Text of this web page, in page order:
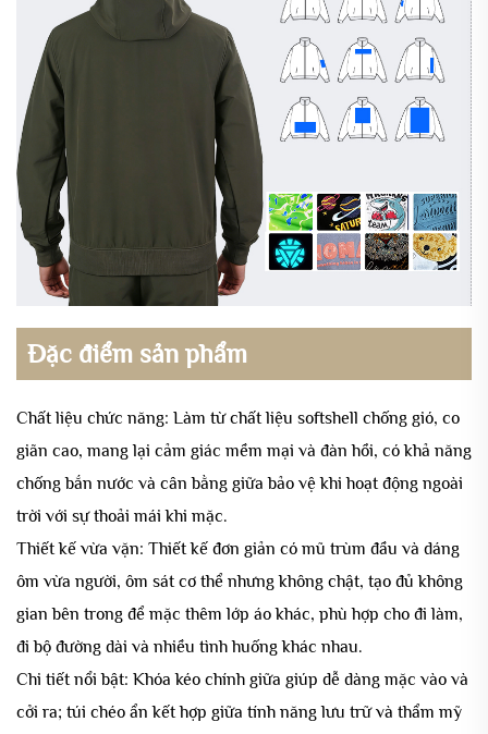
Đặc điểm sản phẩm
Chất liệu chức năng: Làm từ chất liệu softshell chống gió, co
giãn cao, mang lại cảm giác mềm mại và đàn hồi, có khả năng
chống bắn nước và cân bằng giữa bảo vệ khi hoạt động ngoài
trời với sự thoải mái khi mặc.
Thiết kế vừa vặn: Thiết kế đơn giản có mũ trùm đầu và dáng
ôm vừa người, ôm sát cơ thể nhưng không chật, tạo đủ không
gian bên trong để mặc thêm lớp áo khác, phù hợp cho đi làm,
đi bộ đường dài và nhiều tình huống khác nhau.
Chi tiết nổi bật: Khóa kéo chính giữa giúp dễ dàng mặc vào và
cởi ra; túi chéo ẩn kết hợp giữa tính năng lưu trữ và thẩm mỹ